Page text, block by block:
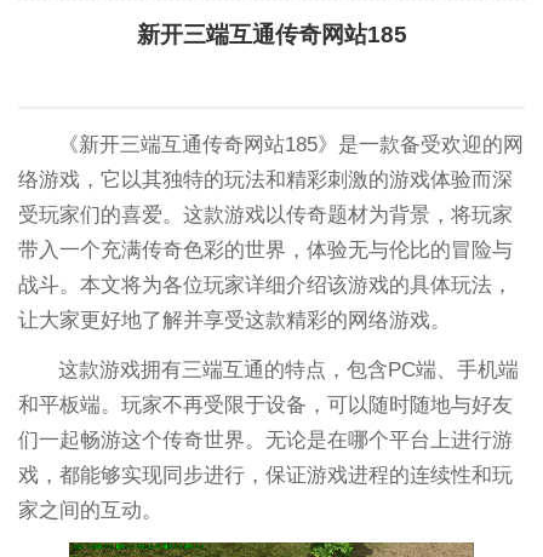
新开三端互通传奇网站185
《新开三端互通传奇网站185》是一款备受欢迎的网
络游戏，它以其独特的玩法和精彩刺激的游戏体验而深
受玩家们的喜爱。这款游戏以传奇题材为背景，将玩家
带入一个充满传奇色彩的世界，体验无与伦比的冒险与
战斗。本文将为各位玩家详细介绍该游戏的具体玩法，
让大家更好地了解并享受这款精彩的网络游戏。
这款游戏拥有三端互通的特点，包含PC端、手机端
和平板端。玩家不再受限于设备，可以随时随地与好友
们一起畅游这个传奇世界。无论是在哪个平台上进行游
戏，都能够实现同步进行，保证游戏进程的连续性和玩
家之间的互动。